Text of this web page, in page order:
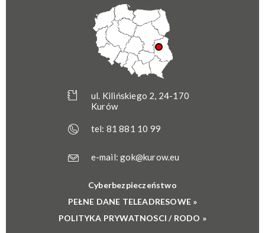
ul. Kilińskiego 2, 24-170
Kurów
tel: 81 881 10 99
e-mail:gok@kurow.eu
Cyberbezpieczeństwo
PEŁNE DANE TELEADRESOWE »
POLITYKA PRYWATNOSCI / RODO »